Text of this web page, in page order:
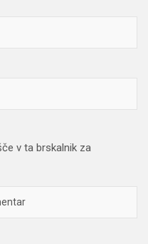
v ta brskalnik za